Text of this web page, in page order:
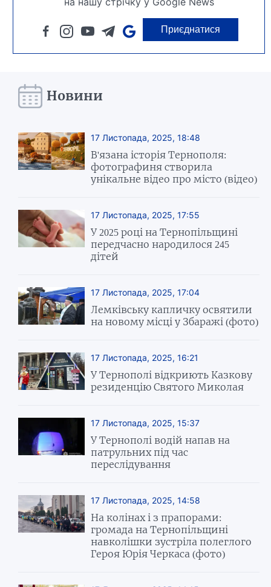
Приєднатися
Новини
17 Листопада, 2025, 18:48
В'язана історія Тернополя:
фотографиня створила
унікальне відео про місто (відео)
17 Листопада, 2025, 17:55
У 2025 році на Тернопільщині
передчасно народилося 245
дітей
17 Листопада, 2025, 17:04
Лемківську капличку освятили
на новому місці у Збаражі (фото)
17 Листопада, 2025, 16:21
У Тернополі відкриють Казкову
резиденцію Святого Миколая
17 Листопада, 2025, 15:37
У Тернополі водій напав на
патрульних під час
переслідування
17 Листопада, 2025, 14:58
На колінах і з прапорами:
громада на Тернопільщині
навколішки зустріла полеглого
Героя Юрія Черкаса (фото)